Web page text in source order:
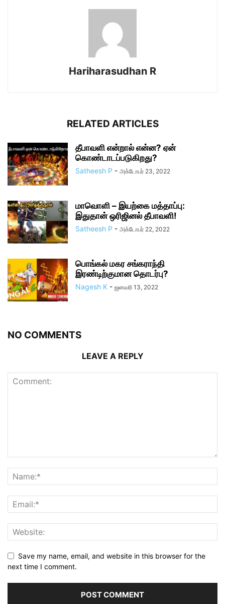
Hariharasudhan R
RELATED ARTICLES
தீபாவளி என்றால் என்ன? ஏன்
கொண்டாடப்படுகிறது?
Satheesh P - அக்டோபர் 23, 2022
மாவொளி – இயற்கை மத்தாப்பு:
இதுதான் ஒரிஜினல் தீபாவளி!
Satheesh P - அக்டோபர் 22, 2022
பொங்கல் மகர சங்கராந்தி
இரண்டிற்குமான தொடர்பு?
Nagesh K - ஜனவரி 13, 2022
NO COMMENTS
LEAVE A REPLY
Save my name, email, and website in this browser for the
next time I comment.